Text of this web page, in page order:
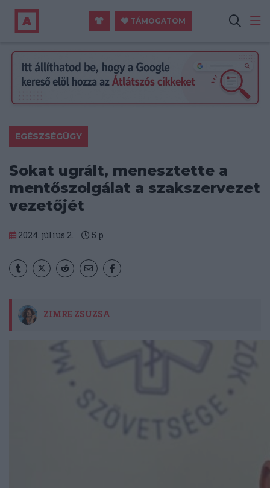
TÁMOGATOM
EGÉSZSÉGÜGY
Sokat ugrált, menesztette a
mentőszolgálat a szakszervezet
vezetőjét
2024. július 2. 5 p
ZIMRE ZSUZSA